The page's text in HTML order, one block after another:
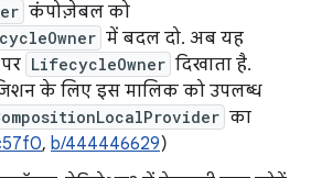
कंपोज़ेबल को
में बदल दो. अब यह
LifecycleOwner दिखाता है.
के लिए इस मालिक को उपलब्ध
का
, b/444446629)